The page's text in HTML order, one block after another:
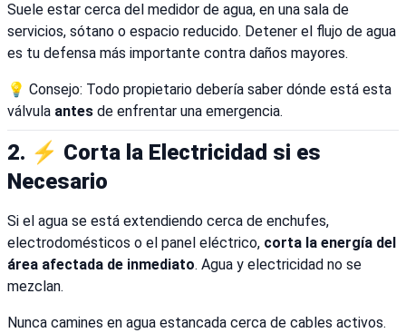
Suele estar cerca del medidor de agua, en una sala de
servicios, sótano o espacio reducido. Detener el flujo de agua
es tu defensa más importante contra daños mayores.
💡 Consejo: Todo propietario debería saber dónde está esta
válvula antes de enfrentar una emergencia.
2. ⚡ Corta la Electricidad si es
Necesario
Si el agua se está extendiendo cerca de enchufes,
electrodomésticos o el panel eléctrico, corta la energía del
área afectada de inmediato. Agua y electricidad no se
mezclan.
Nunca camines en agua estancada cerca de cables activos.